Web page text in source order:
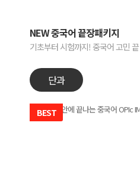
NEW 중국어 끝장패키지
기초부터 시험까지! 중국어 고민 끝
단과
BEST